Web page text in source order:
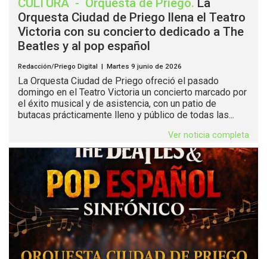
Orquesta Ciudad de Priego llena el Teatro
Victoria con su concierto dedicado a The
Beatles y al pop español
Redacción/Priego Digital | Martes 9 junio de 2026
La Orquesta Ciudad de Priego ofreció el pasado
domingo en el Teatro Victoria un concierto marcado por
el éxito musical y de asistencia, con un patio de
butacas prácticamente lleno y público de todas las...
Ver noticia completa